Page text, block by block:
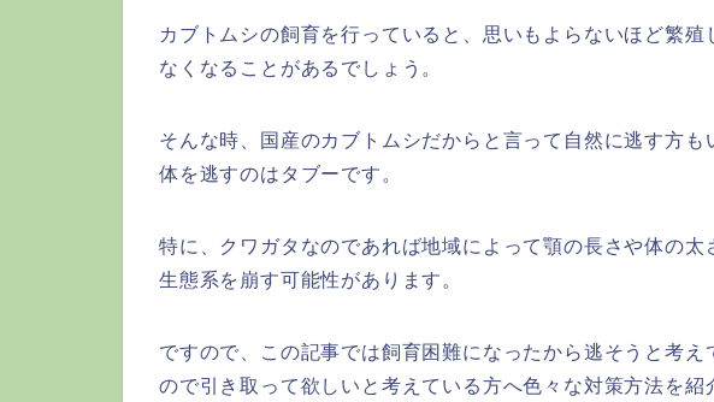
カブトムシの飼育を行っていると、思いもよらないほど繁殖
なくなることがあるでしょう。
そんな時、国産のカブトムシだからと言って自然に逃す方
体を逃すのはタブーです。
特に、クワガタなのであれば地域によって顎の長さや体の
生態系を崩す可能性があります。
ですので、この記事では飼育困難になったから逃そうと考
ので引き取って欲しいと考えている方へ色々な対策方法を紹